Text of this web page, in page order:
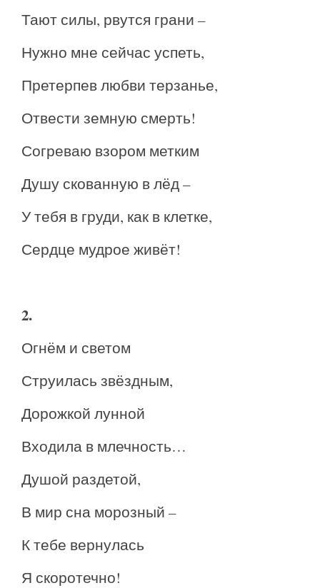
Тают силы, рвутся грани –
Нужно мне сейчас успеть,
Претерпев любви терзанье,
Отвести земную смерть!
Согреваю взором метким
Душу скованную в лёд –
У тебя в груди, как в клетке,
Сердце мудрое живёт!
2.
Огнём и светом
Струилась звёздным,
Дорожкой лунной
Входила в млечность…
Душой раздетой,
В мир сна морозный –
К тебе вернулась
Я скоротечно!